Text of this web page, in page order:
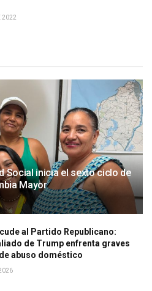
2022
Social inicia el sexto ciclo de
Mayor
al Partido Republicano:
de Trump enfrenta graves
abuso doméstico